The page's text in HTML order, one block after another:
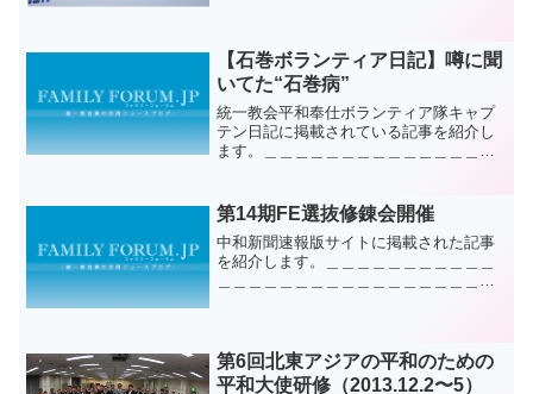
【石巻ボランティア日記】噂に聞
いてた“石巻病”
統一教会平和奉仕ボランティア隊キャプ
テン日記に掲載されている記事を紹介し
ます。＿＿＿＿＿＿＿＿＿＿＿＿＿＿＿
介します。 彼は、アメリカに留学して
いる大学生です。2012...
第14期FE選抜修錬会開催
中和新聞速報版サイトに掲載された記事
を紹介します。＿＿＿＿＿＿＿＿＿＿＿
＿＿＿＿＿＿＿＿＿＿＿＿＿＿＿＿＿＿
育...
第6回北東アジアの平和のための
平和大使研修（2013.12.2〜5）